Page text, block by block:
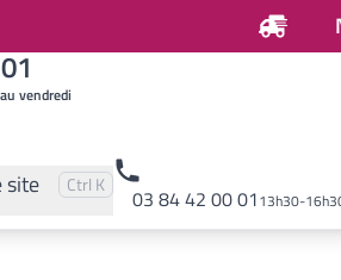
vendredi
site Pressez
Ctrl et
K pour rechercher
03 84 42 00 0113h30-
sur le site